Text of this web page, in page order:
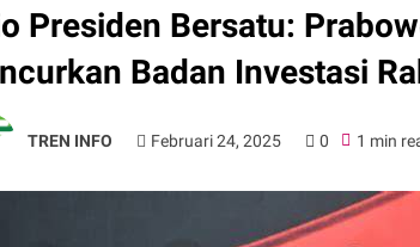
Presiden Bersatu:
Badan Investasi
TREN INFO Februari 24, 2025 0 1 min